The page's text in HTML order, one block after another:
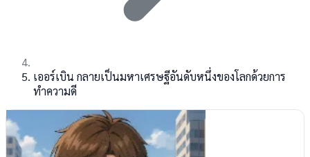
เออร์เบิน กลายเป็นมหาเศรษฐีอันดับหนึ่งของโลกด้วยการ
ทำความดี